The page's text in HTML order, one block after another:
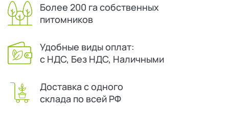
Более 200 га собственных
питомников
Удобные виды оплат:
с НДС, Без НДС, Наличными
Доставка с одного
склада по всей РФ